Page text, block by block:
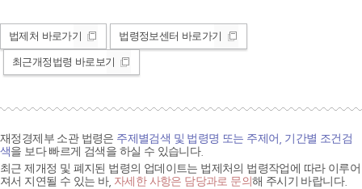
법제처 바로가기 법령정보센터 바로가기
최근개정법령 바로보기
재정경제부 소관 법령은 주제별검색 및 법령명 또는 주제어, 기간별 조건검
색을 보다 빠르게 검색을 하실 수 있습니다.
최근 제개정 및 폐지된 법령의 업데이트는 법제처의 법령작업에 따라 이루어
져서 지연될 수 있는 바, 자세한 사항은 담당과로 문의해 주시기 바랍니다.